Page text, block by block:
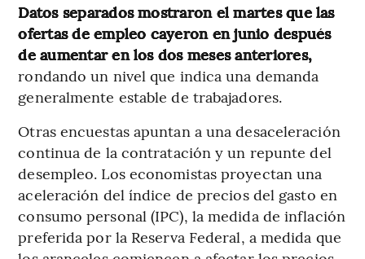
Datos separados mostraron el martes que las
ofertas de empleo cayeron en junio después
de aumentar en los dos meses anteriores,
rondando un nivel que indica una demanda
generalmente estable de trabajadores.
Otras encuestas apuntan a una desaceleración
continua de la contratación y un repunte del
desempleo. Los economistas proyectan una
aceleración del índice de precios del gasto en
consumo personal (IPC), la medida de inflación
preferida por la Reserva Federal, a medida que